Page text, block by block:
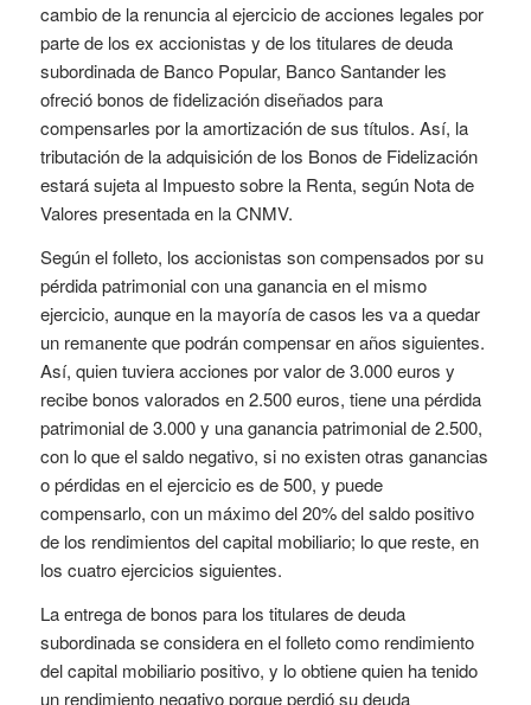
cambio de la renuncia al ejercicio de acciones legales por
parte de los ex accionistas y de los titulares de deuda
subordinada de Banco Popular, Banco Santander les
ofreció bonos de fidelización diseñados para
compensarles por la amortización de sus títulos. Así, la
tributación de la adquisición de los Bonos de Fidelización
estará sujeta al Impuesto sobre la Renta, según Nota de
Valores presentada en la CNMV.
Según el folleto, los accionistas son compensados por su
pérdida patrimonial con una ganancia en el mismo
ejercicio, aunque en la mayoría de casos les va a quedar
un remanente que podrán compensar en años siguientes.
Así, quien tuviera acciones por valor de 3.000 euros y
recibe bonos valorados en 2.500 euros, tiene una pérdida
patrimonial de 3.000 y una ganancia patrimonial de 2.500,
con lo que el saldo negativo, si no existen otras ganancias
o pérdidas en el ejercicio es de 500, y puede
compensarlo, con un máximo del 20% del saldo positivo
de los rendimientos del capital mobiliario; lo que reste, en
los cuatro ejercicios siguientes.
La entrega de bonos para los titulares de deuda
subordinada se considera en el folleto como rendimiento
del capital mobiliario positivo, y lo obtiene quien ha tenido
un rendimiento negativo porque perdió su deuda